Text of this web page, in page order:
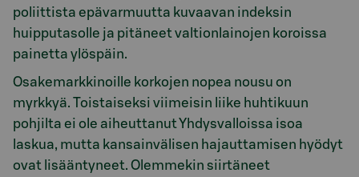
poliittista epävarmuutta kuvaavan indeksin
huipputasolle ja pitäneet valtionlainojen koroissa
painetta ylöspäin.
Osakemarkkinoille korkojen nopea nousu on
myrkkyä. Toistaiseksi viimeisin liike huhtikuun
pohjilta ei ole aiheuttanut Yhdysvalloissa isoa
laskua, mutta kansainvälisen hajauttamisen hyödyt
ovat lisääntyneet. Olemmekin siirtäneet